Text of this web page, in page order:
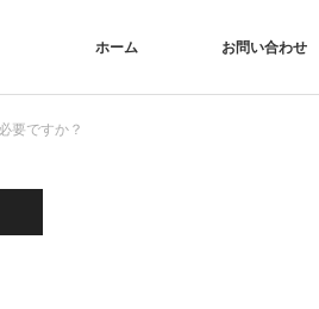
ホーム お問い合わせ
要ですか？